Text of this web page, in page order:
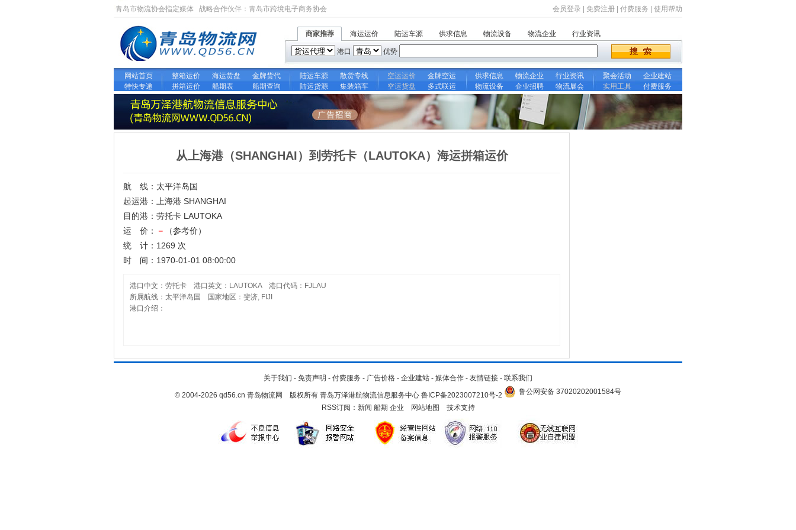
青岛市物流协会指定媒体 战略合作伙伴： 青岛市跨境电子商务协会 会员登录 免费注册 付费服务 使用帮助
商家推荐 海运运价 陆运车源 供求信息 物流设备 物流企业 行业资讯
港口 优势
网站首页 整箱运价 海运货盘 金牌货代 陆运车源 散货专线 空运运价 金牌空运 供求信息 物流企业 行业资讯 聚会活动
企业建站
特快专递
拼箱运价 船期表 船期查询 陆运货源 集装箱车 空运货盘 多式联运 物流设备 企业招聘 物流展会 实用工具 付费服务
从上海港（SHANGHAI）到劳托卡（LAUTOKA）海运拼箱运价
航 线：太平洋岛国
起运港：上海港 SHANGHAI
目的港：劳托卡 LAUTOKA
运 价：
－
（参考价）
统 计：1269 次
时 间：1970-01-01 08:00:00
港口中文：劳托卡 港口英文：LAUTOKA 港口代码：FJLAU
所属航线：太平洋岛国 国家地区：斐济, FIJI
港口介绍：
关于我们 - 免责声明 - 付费服务 - 广告价格 - 企业建站 - 媒体合作 - 友情链接 - 联系我们
© 2004-2026 qd56.cn 青岛物流网 版权所有 青岛万泽港航物流信息服务中心 鲁ICP备2023007210号-2
鲁公网安备 37020202001584号
RSS订阅： 新闻 船期 企业 网站地图 技术支持